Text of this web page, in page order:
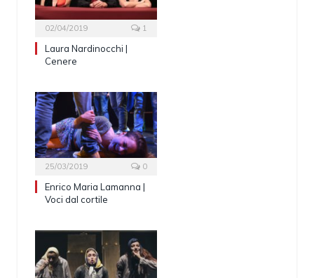
02/04/2019 1
Laura Nardinocchi |
Cenere
25/03/2019 0
Enrico Maria Lamanna |
Voci dal cortile